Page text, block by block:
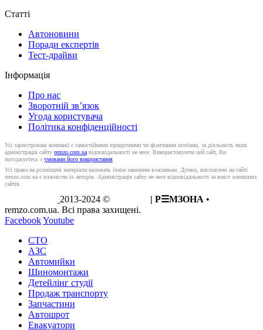
Статті
Автоновини
Поради експертів
Тест-драйви
Інформація
Про нас
Зворотній зв’язок
Угода користувача
Політика конфіденційності
Усі зареєстровані компанії є самостійними юридичними чи фізичними особами, за діяльність яких
адміністрація сайту remzo.com.ua відповідальності не несе. Використовуючи цей сайт, Ви
погоджуєтесь з умовами його використання
Усі права на розміщені матеріали належать їхнім законним власникам. Думки, висловлені на сайті
remzo.com.ua є власністю їх авторів. Адміністрація сайту не несе відповідальності за вміст зовнішніх
сайтів.
2013-2024 © | Р☰МЗОНА •
remzo.com.ua. Всі права захищені.
FacebookYoutube
СТО
АЗС
Автомийки
Шиномонтажи
Детейлінг студії
Продаж транспорту
Запчастини
Автошрот
Евакуатори